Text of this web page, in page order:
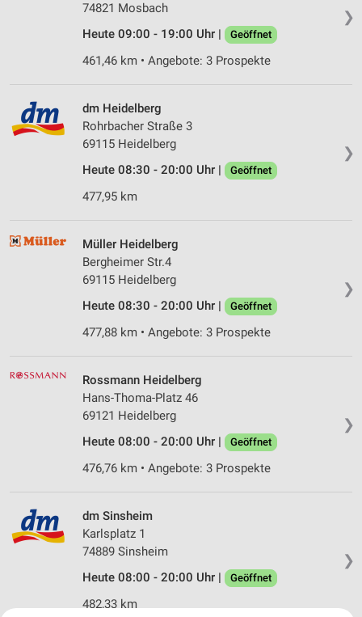
❯
74821 Mosbach
Heute 09:00 - 19:00 Uhr |
Geöffnet
461,46 km • Angebote: 3 Prospekte
❯
dm Heidelberg
Rohrbacher Straße 3
69115 Heidelberg
Heute 08:30 - 20:00 Uhr |
Geöffnet
477,95 km
❯
Müller Heidelberg
Bergheimer Str.4
69115 Heidelberg
Heute 08:30 - 20:00 Uhr |
Geöffnet
477,88 km • Angebote: 3 Prospekte
❯
Rossmann Heidelberg
Hans-Thoma-Platz 46
69121 Heidelberg
Heute 08:00 - 20:00 Uhr |
Geöffnet
476,76 km • Angebote: 3 Prospekte
❯
dm Sinsheim
Karlsplatz 1
74889 Sinsheim
Heute 08:00 - 20:00 Uhr |
Geöffnet
482,33 km